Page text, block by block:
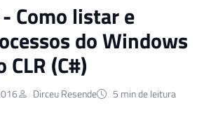
Como listar e
do Windows
(C#)
Dirceu Resende
5 min de leitura